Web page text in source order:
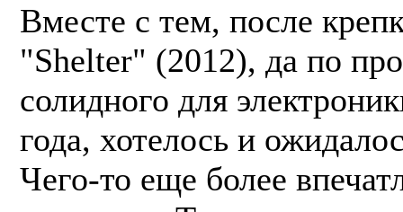
Вместе с тем, после
"Shelter" (2012), да по
солидного для
года, хотелось и
Чего-то еще более